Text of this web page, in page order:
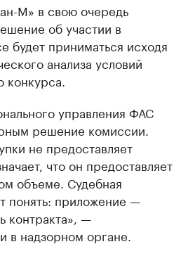
М» в свою очередь
об участии в
будет приниматься исходя
анализа условий
конкурса.
управления ФАС
решение комиссии.
не предоставляет
что он предоставляет
объеме. Судебная
понять: приложение —
контракта», —
в надзорном органе.